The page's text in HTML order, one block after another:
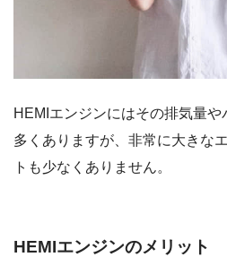
HEMIエンジンにはその排気量
多くありますが、非常に大きな
トも少なくありません。
HEMIエンジンのメリット